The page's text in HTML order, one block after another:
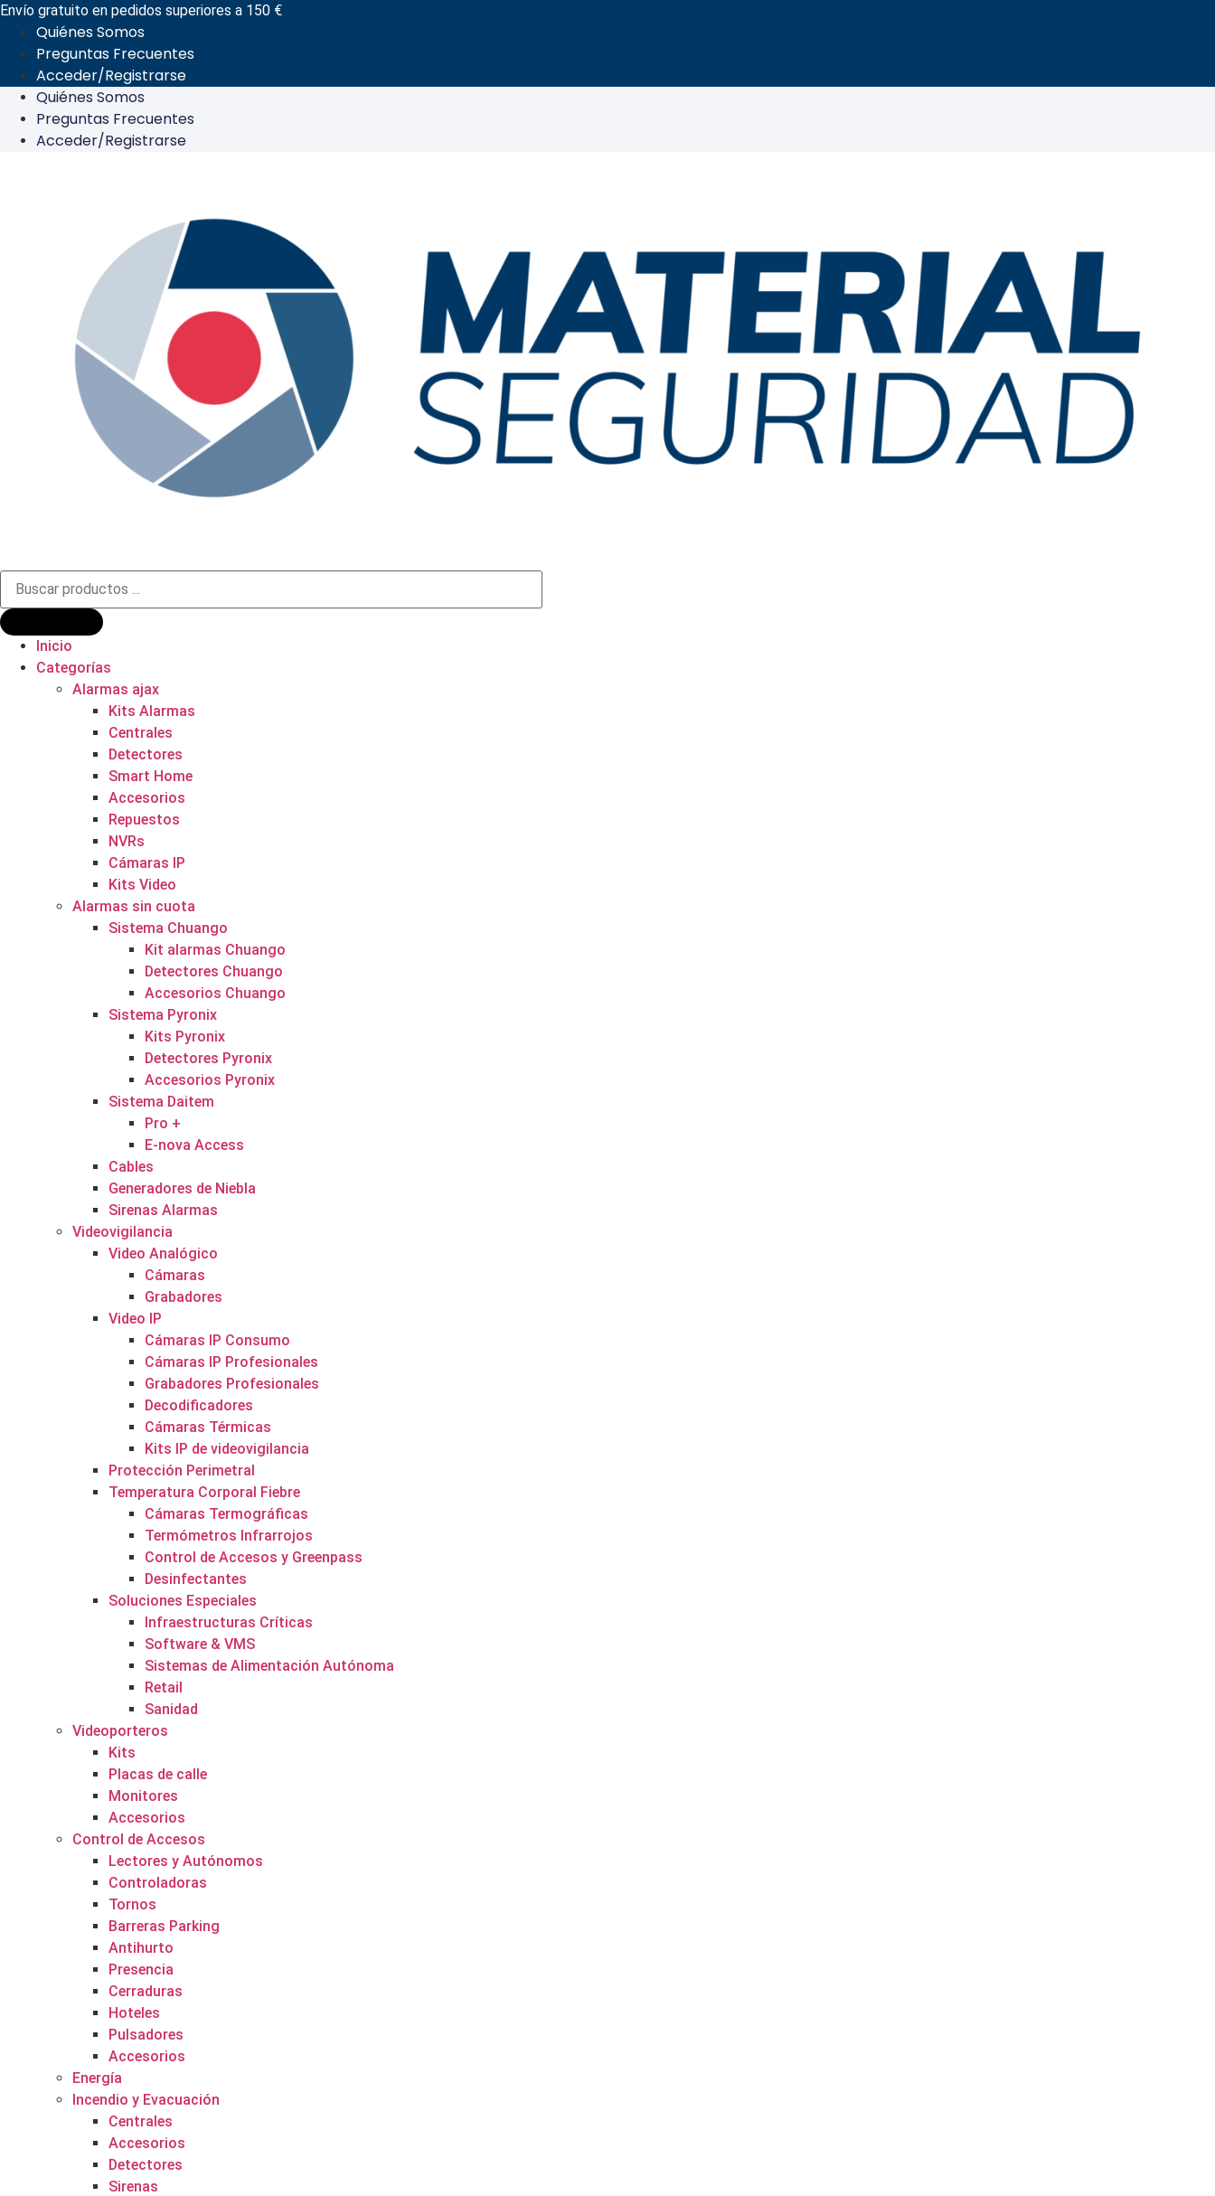
Ir
contenido
Envío gratuito en pedidos superiores a 150 €
Quiénes Somos
Preguntas Frecuentes
Acceder/Registrarse
Quiénes Somos
Preguntas Frecuentes
Acceder/Registrarse
Búsqueda
productos
Inicio
Categorías
Alarmas ajax
Kits Alarmas
Centrales
Detectores
Smart Home
Accesorios
Repuestos
NVRs
Cámaras IP
Kits Video
Alarmas sin cuota
Sistema Chuango
Kit alarmas Chuango
Detectores Chuango
Accesorios Chuango
Sistema Pyronix
Kits Pyronix
Detectores Pyronix
Accesorios Pyronix
Sistema Daitem
Pro +
E-nova Access
Cables
Generadores de Niebla
Sirenas Alarmas
Videovigilancia
Video Analógico
Cámaras
Grabadores
Video IP
Cámaras IP Consumo
Cámaras IP Profesionales
Grabadores Profesionales
Decodificadores
Cámaras Térmicas
Kits IP de videovigilancia
Protección Perimetral
Temperatura Corporal Fiebre
Cámaras Termográficas
Termómetros Infrarrojos
Control de Accesos y Greenpass
Desinfectantes
Soluciones Especiales
Infraestructuras Críticas
Software & VMS
Sistemas de Alimentación Autónoma
Retail
Sanidad
Videoporteros
Kits
Placas de calle
Monitores
Accesorios
Control de Accesos
Lectores y Autónomos
Controladoras
Tornos
Barreras Parking
Antihurto
Presencia
Cerraduras
Hoteles
Pulsadores
Accesorios
Energía
Incendio y Evacuación
Centrales
Accesorios
Detectores
Sirenas